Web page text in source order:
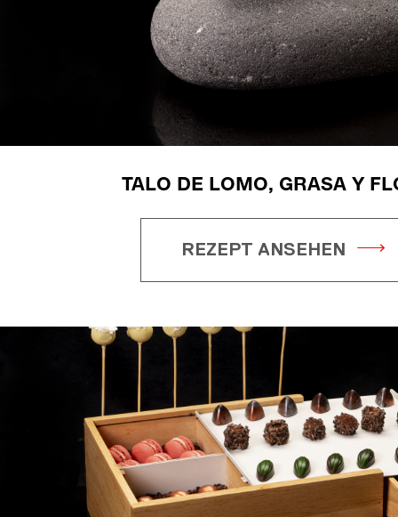
TALO DE LOMO, GRASA Y
REZEPT ANSEHEN